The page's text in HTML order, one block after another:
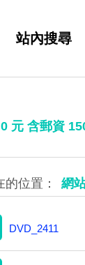
站內搜尋
0 元 含郵資
網
DVD_2411